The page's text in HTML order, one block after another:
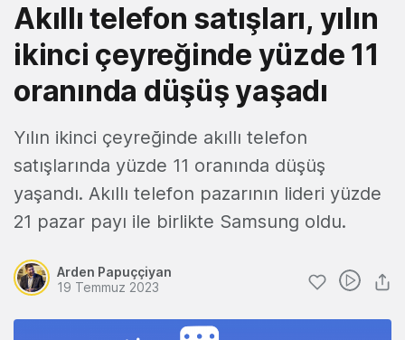
Akıllı telefon satışları, yılın
ikinci çeyreğinde yüzde 11
oranında düşüş yaşadı
Yılın ikinci çeyreğinde akıllı telefon
satışlarında yüzde 11 oranında düşüş
yaşandı. Akıllı telefon pazarının lideri yüzde
21 pazar payı ile birlikte Samsung oldu.
Arden Papuççiyan
19 Temmuz 2023